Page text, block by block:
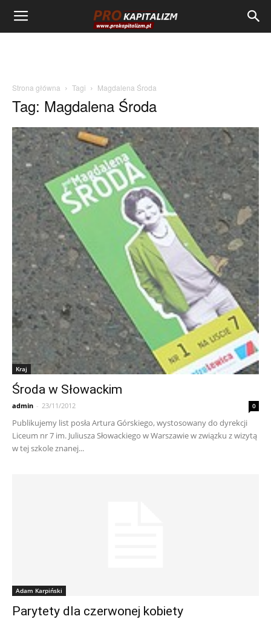
Strona główna Tagi Magdalena Środa
Tag: Magdalena Środa
Kraj
Środa w Słowackim
admin - 23/11/2012 0
Publikujemy list posła Artura Górskiego, wystosowany do dyrekcji
Liceum nr 7 im. Juliusza Słowackiego w Warszawie w związku z wizytą
w tej szkole znanej...
Adam Karpiński
Parytety dla czerwonej kobiety